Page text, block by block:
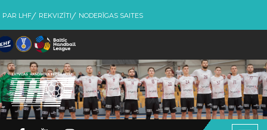
PAR LHF REKVIZĪTI NODERĪGAS SAITES